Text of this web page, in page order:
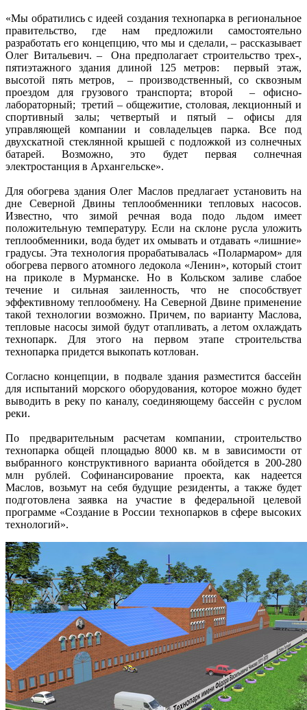
«Мы обратились с идеей создания технопарка в региональное
правительство, где нам предложили самостоятельно
разработать его концепцию, что мы и сделали, – рассказывает
Олег Витальевич. – Она предполагает строительство трех-,
пятиэтажного здания длиной 125 метров: первый этаж,
высотой пять метров, – производственный, со сквозным
проездом для грузового транспорта; второй – офисно-
лабораторный; третий – общежитие, столовая, лекционный и
спортивный залы; четвертый и пятый – офисы для
управляющей компании и совладельцев парка. Все под
двухскатной стеклянной крышей с подложкой из солнечных
батарей. Возможно, это будет первая солнечная
электростанция в Архангельске».
Для обогрева здания Олег Маслов предлагает установить на
дне Северной Двины теплообменники тепловых насосов.
Известно, что зимой речная вода подо льдом имеет
положительную температуру. Если на склоне русла уложить
теплообменники, вода будет их омывать и отдавать «лишние»
градусы. Эта технология прорабатывалась «Полармаром» для
обогрева первого атомного ледокола «Ленин», который стоит
на приколе в Мурманске. Но в Кольском заливе слабое
течение и сильная заиленность, что не способствует
эффективному теплообмену. На Северной Двине применение
такой технологии возможно. Причем, по варианту Маслова,
тепловые насосы зимой будут отапливать, а летом охлаждать
технопарк. Для этого на первом этапе строительства
технопарка придется выкопать котлован.
Согласно концепции, в подвале здания разместится бассейн
для испытаний морского оборудования, которое можно будет
выводить в реку по каналу, соединяющему бассейн с руслом
реки.
По предварительным расчетам компании, строительство
технопарка общей площадью 8000 кв. м в зависимости от
выбранного конструктивного варианта обойдется в 200-280
млн рублей. Софинансирование проекта, как надеется
Маслов, возьмут на себя будущие резиденты, а также будет
подготовлена заявка на участие в федеральной целевой
программе «Создание в России технопарков в сфере высоких
технологий».